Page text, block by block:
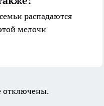
распадаются
мелочи
отключены.